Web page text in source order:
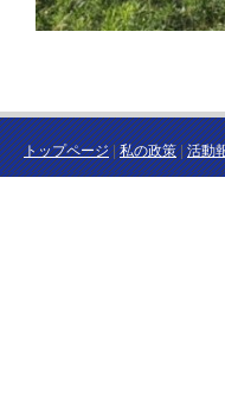
トップページ|私の政策|活動